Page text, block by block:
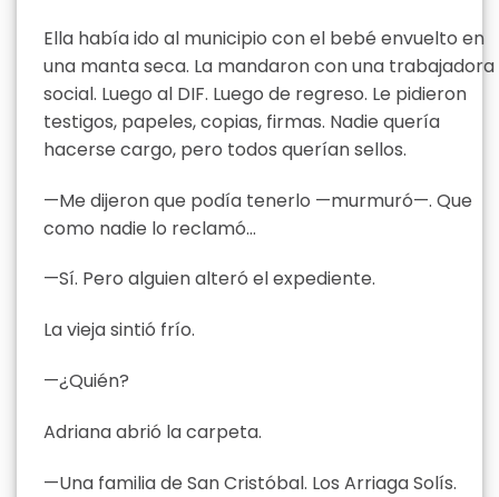
Ella había ido al municipio con el bebé envuelto en
una manta seca. La mandaron con una trabajadora
social. Luego al DIF. Luego de regreso. Le pidieron
testigos, papeles, copias, firmas. Nadie quería
hacerse cargo, pero todos querían sellos.
—Me dijeron que podía tenerlo —murmuró—. Que
como nadie lo reclamó…
—Sí. Pero alguien alteró el expediente.
La vieja sintió frío.
—¿Quién?
Adriana abrió la carpeta.
—Una familia de San Cristóbal. Los Arriaga Solís.